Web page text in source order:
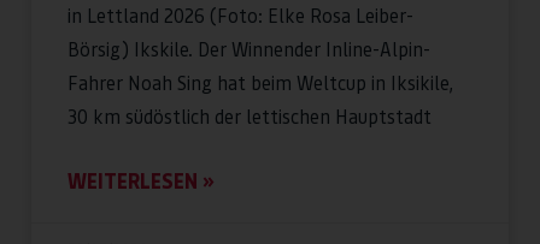
in Lettland 2026 (Foto: Elke Rosa Leiber-
Börsig) Ikskile. Der Winnender Inline-Alpin-
Fahrer Noah Sing hat beim Weltcup in Iksikile,
30 km südöstlich der lettischen Hauptstadt
WEITERLESEN »